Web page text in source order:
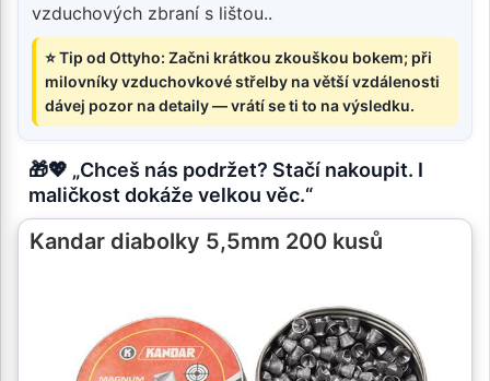
vzduchových zbraní s lištou..
⭐ Tip od Ottyho: Začni krátkou zkouškou bokem; při
milovníky vzduchovkové střelby na větší vzdálenosti
dávej pozor na detaily — vrátí se ti to na výsledku.
🎁💖 „Chceš nás podržet? Stačí nakoupit. I
maličkost dokáže velkou věc.“
Kandar diabolky 5,5mm 200 kusů